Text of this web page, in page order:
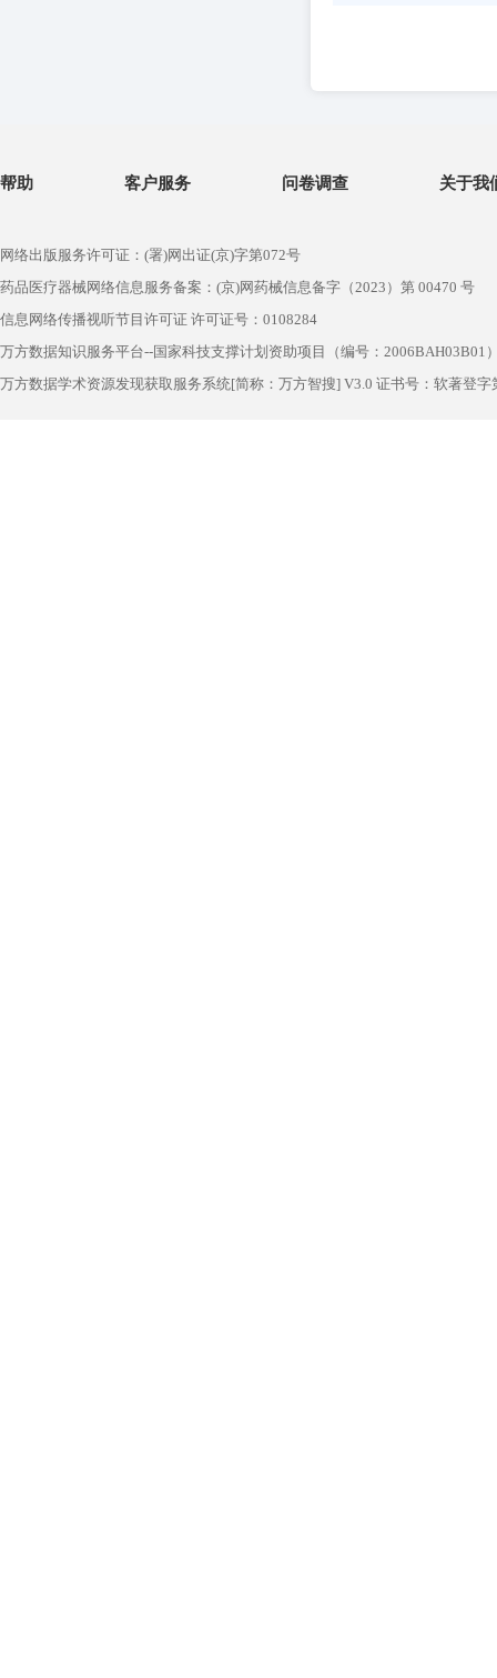
帮助 客户服务 问卷调查 关于我
网络出版服务许可证：(署)网出证(京)字第072号
药品医疗器械网络信息服务备案：(京)网药械信息备字（2023）第 00470 号
信息网络传播视听节目许可证 许可证号：0108284
万方数据知识服务平台--国家科技支撑计划资助项目（编号：2006BAH03B01
万方数据学术资源发现获取服务系统[简称：万方智搜] V3.0 证书号：软著登字